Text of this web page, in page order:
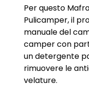
Per questo
Pulicamper, il
manuale del
camper con
un detergente
rimuovere le
velature.